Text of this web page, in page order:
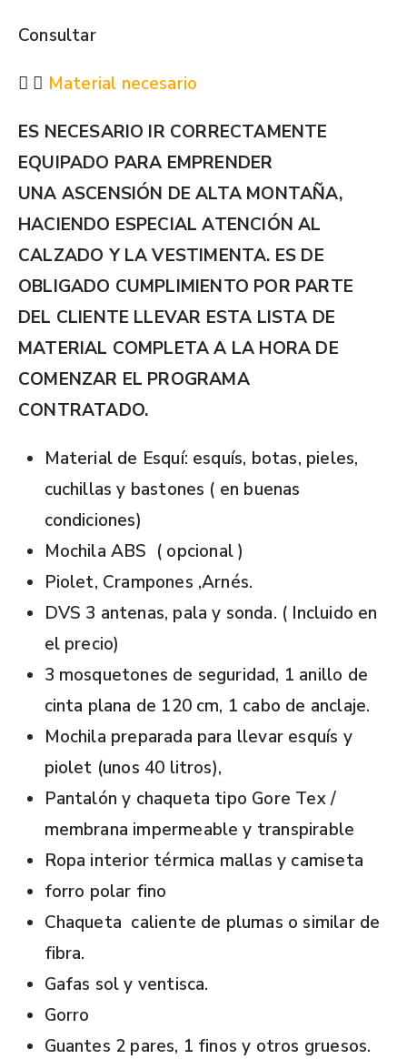
Consultar
Material necesario
ES NECESARIO IR CORRECTAMENTE
EQUIPADO PARA EMPRENDER
UNA ASCENSIÓN DE ALTA MONTAÑA,
HACIENDO ESPECIAL ATENCIÓN AL
CALZADO Y LA VESTIMENTA. ES DE
OBLIGADO CUMPLIMIENTO POR PARTE
DEL CLIENTE LLEVAR ESTA LISTA DE
MATERIAL COMPLETA A LA HORA DE
COMENZAR EL PROGRAMA
CONTRATADO.
Material de Esquí: esquís, botas, pieles,
cuchillas y bastones ( en buenas
condiciones)
Mochila ABS ( opcional )
Piolet, Crampones ,Arnés.
DVS 3 antenas, pala y sonda. ( Incluido en
el precio)
3 mosquetones de seguridad, 1 anillo de
cinta plana de 120 cm, 1 cabo de anclaje.
Mochila preparada para llevar esquís y
piolet (unos 40 litros),
Pantalón y chaqueta tipo Gore Tex /
membrana impermeable y transpirable
Ropa interior térmica mallas y camiseta
forro polar fino
Chaqueta caliente de plumas o similar de
fibra.
Gafas sol y ventisca.
Gorro
Guantes 2 pares, 1 finos y otros gruesos.